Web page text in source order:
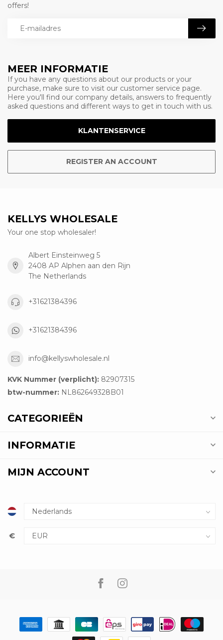
MEER INFORMATIE
If you have any questions about our products or your
purchase, make sure to visit our customer service page.
Here you'll find our company details, answers to frequently
asked questions and different ways to get in touch with us.
KLANTENSERVICE
REGISTER AN ACCOUNT
offers!
KELLYS WHOLESALE
Your one stop wholesaler!
Albert Einsteinweg 5
2408 AP Alphen aan den Rijn
The Netherlands
+31621384396
+31621384396
info@kellyswholesale.nl
KVK Nummer (verplicht): 82907315
btw-nummer: NL862649328B01
CATEGORIEËN
INFORMATIE
MIJN ACCOUNT
€